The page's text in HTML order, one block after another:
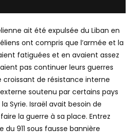
ait été expulsée du Liban en
ont compris que l’armée et la
fatiguées et en avaient assez
pas continuer leurs guerres
croissant de résistance interne
soutenu par certains pays
Syrie. Israël avait besoin de
la guerre à sa place. Entrez
du 911 sous fausse bannière